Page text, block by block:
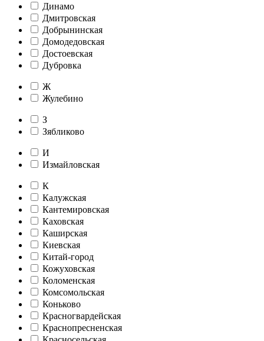
Динамо
Дмитровская
Добрынинская
Домодедовская
Достоевская
Дубровка
Ж
Жулебино
З
Зябликово
И
Измайловская
К
Калужская
Кантемировская
Каховская
Каширская
Киевская
Китай-город
Кожуховская
Коломенская
Комсомольская
Коньково
Красногвардейская
Краснопресненская